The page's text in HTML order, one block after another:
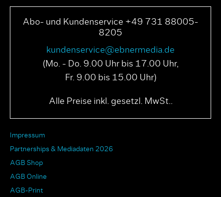
Abo- und Kundenservice +49 731 88005-
8205
kundenservice@ebnermedia.de
(Mo. - Do. 9.00 Uhr bis 17.00 Uhr,
Fr. 9.00 bis 15.00 Uhr)
Alle Preise inkl. gesetzl. MwSt..
Impressum
Partnerships & Mediadaten 2026
AGB Shop
AGB Online
AGB-Print